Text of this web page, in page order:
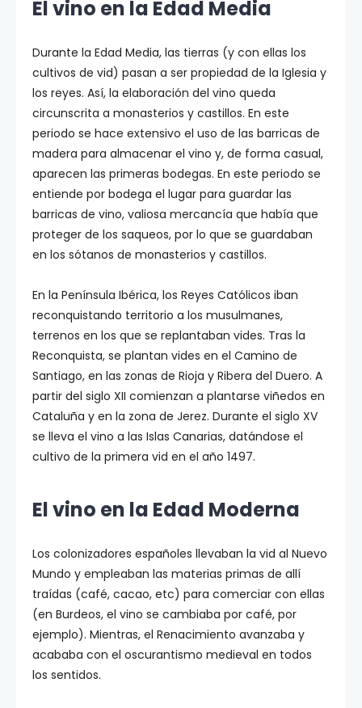
El vino en la Edad Media
Durante la Edad Media, las tierras (y con ellas los
cultivos de vid) pasan a ser propiedad de la Iglesia y
los reyes. Así, la elaboración del vino queda
circunscrita a monasterios y castillos. En este
periodo se hace extensivo el uso de las barricas de
madera para almacenar el vino y, de forma casual,
aparecen las primeras bodegas. En este periodo se
entiende por bodega el lugar para guardar las
barricas de vino, valiosa mercancía que había que
proteger de los saqueos, por lo que se guardaban
en los sótanos de monasterios y castillos.
En la Península Ibérica, los Reyes Católicos iban
reconquistando territorio a los musulmanes,
terrenos en los que se replantaban vides. Tras la
Reconquista, se plantan vides en el Camino de
Santiago, en las zonas de Rioja y Ribera del Duero. A
partir del siglo XII comienzan a plantarse viñedos en
Cataluña y en la zona de Jerez. Durante el siglo XV
se lleva el vino a las Islas Canarias, datándose el
cultivo de la primera vid en el año 1497.
El vino en la Edad Moderna
Los colonizadores españoles llevaban la vid al Nuevo
Mundo y empleaban las materias primas de allí
traídas (café, cacao, etc) para comerciar con ellas
(en Burdeos, el vino se cambiaba por café, por
ejemplo). Mientras, el Renacimiento avanzaba y
acababa con el oscurantismo medieval en todos
los sentidos.